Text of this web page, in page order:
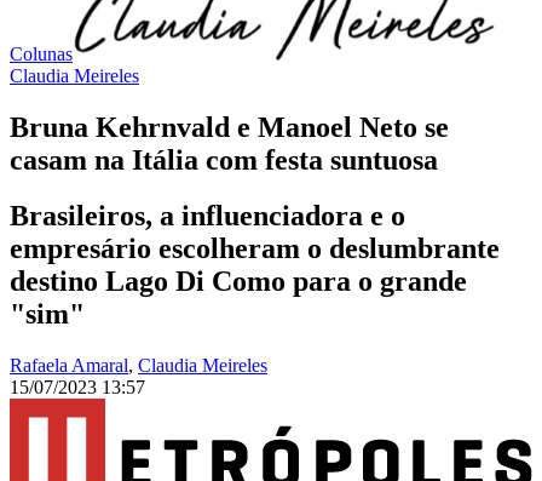
Colunas
Claudia Meireles
Bruna Kehrnvald e Manoel Neto se
casam na Itália com festa suntuosa
Brasileiros, a influenciadora e o
empresário escolheram o deslumbrante
destino Lago Di Como para o grande
"sim"
Rafaela Amaral, Claudia Meireles
15/07/2023 13:57